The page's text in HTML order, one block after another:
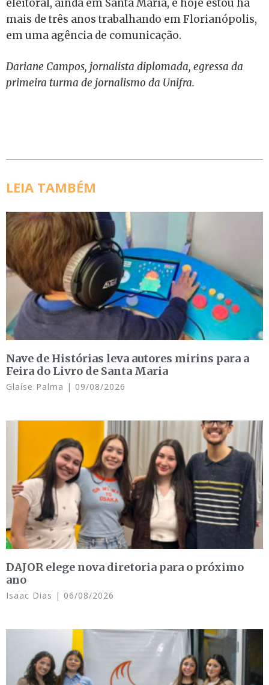
eleitoral, ainda em Santa Maria, e hoje estou há
mais de três anos trabalhando em Florianópolis,
em uma agência de comunicação.
Dariane Campos, jornalista diplomada, egressa da
primeira turma de jornalismo da Unifra.
LEIA TAMBÉM
Nave de Histórias leva autores mirins para a
Feira do Livro de Santa Maria
Glaíse Palma 09/08/2026
DAJOR elege nova diretoria para o próximo
ano
Isaac Dias 06/08/2026